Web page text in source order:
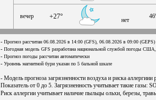
вечер +27° нет
- Прогноз рассчитан 06.08.2026 в 14:00 (GFS), 06.08.2026 в 09:00 (GEPS)
- Погодная модель GFS разработана национальной службой погоды
- Прогноз погоды рассчитан автоматически
- Уровень магнитной бури указан по 5 бальной шкале
- Модель прогноза загрязненности воздуха и риска
Показатель от 0 до 5. Загрязненность учитывает такие газы:
Риск аллергии учитывает наличие пыльцы ольхи, березы,